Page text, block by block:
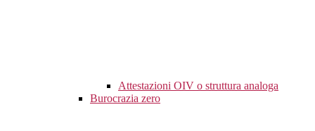
Attestazioni OIV o struttura analoga
Burocrazia zero